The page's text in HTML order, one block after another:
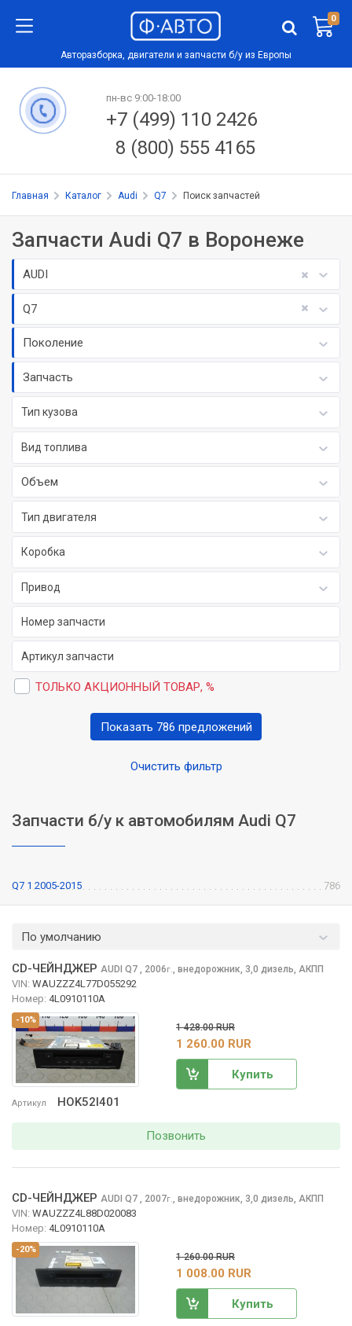
0
Авторазборка, двигатели и запчасти б/у из Европы
пн-вс 9:00-18:00
+7 (499) 110 2426
8 (800) 555 4165
Главная Каталог Audi Q7 Поиск запчастей
Запчасти Audi Q7 в Воронеже
AUDI
Q7
Поколение
Запчасть
Тип кузова
Вид топлива
Объем
Тип двигателя
Коробка
Привод
ТОЛЬКО АКЦИОННЫЙ ТОВАР, %
Очистить фильтр
Показать 786 предложений
Запчасти б/у к автомобилям Audi Q7
Q7 1 2005-2015 786
По умолчанию
-10%
Артикул HOK52I401
CD-ЧЕЙНДЖЕР AUDI Q7 , 2006г., внедорожник, 3,0 дизель, АКПП
VIN: WAUZZZ4L77D055292
Номер: 4L0910110A
1 428.00 RUR
1 260.00 RUR
Купить
Позвонить
-20%
CD-ЧЕЙНДЖЕР AUDI Q7 , 2007г., внедорожник, 3,0 дизель, АКПП
VIN: WAUZZZ4L88D020083
Номер: 4L0910110A
1 260.00 RUR
1 008.00 RUR
Купить